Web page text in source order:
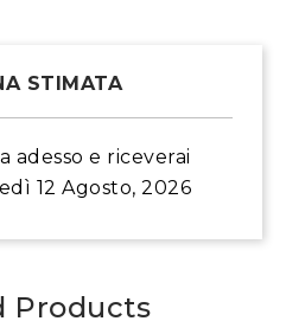
STIMATA
adesso e riceverai
12 Agosto, 2026
Products